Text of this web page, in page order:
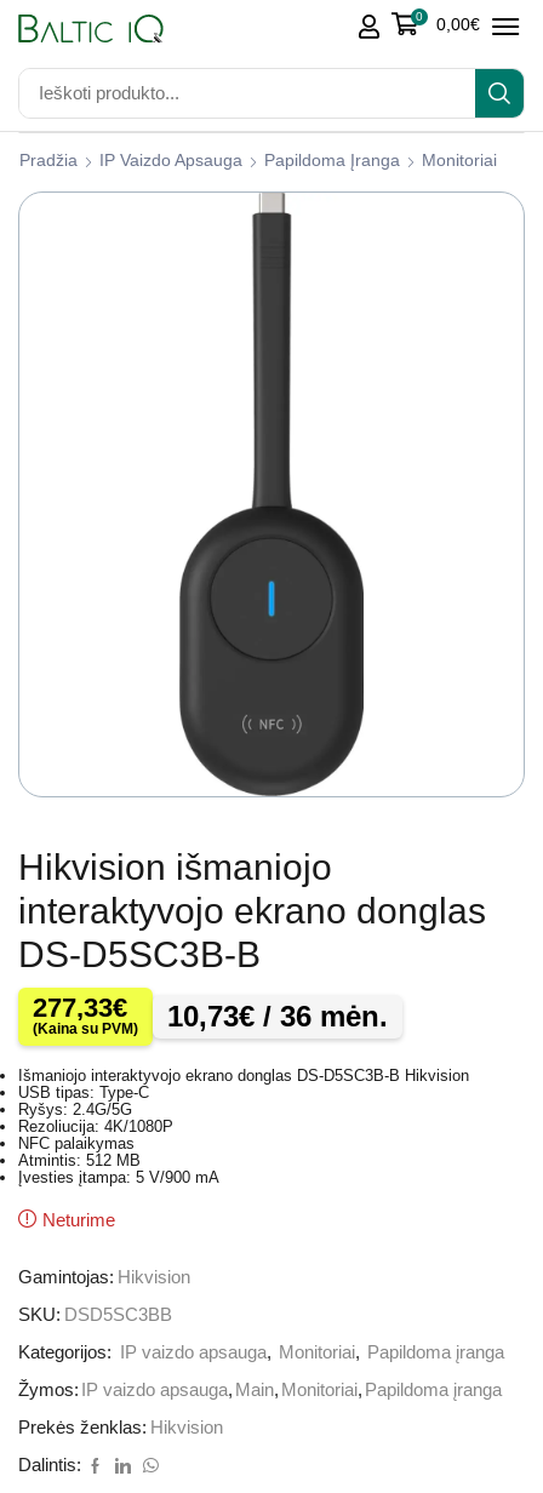
0 0,00€
Pradžia IP Vaizdo Apsauga Papildoma Įranga Monitoriai
Hikvision išmaniojo
interaktyvojo ekrano donglas
DS-D5SC3B-B
277,33€
(Kaina su PVM) 10,73€ / 36 mėn.
Išmaniojo interaktyvojo ekrano donglas DS-D5SC3B-B Hikvision
USB tipas: Type-C
Ryšys: 2.4G/5G
Rezoliucija: 4K/1080P
NFC palaikymas
Atmintis: 512 MB
Įvesties įtampa: 5 V/900 mA
Neturime
Gamintojas: Hikvision
SKU: DSD5SC3BB
Kategorijos:
IP vaizdo apsauga, Monitoriai, Papildoma įranga
Žymos: IP vaizdo apsauga, Main, Monitoriai, Papildoma įranga
Prekės ženklas: Hikvision
Dalintis: